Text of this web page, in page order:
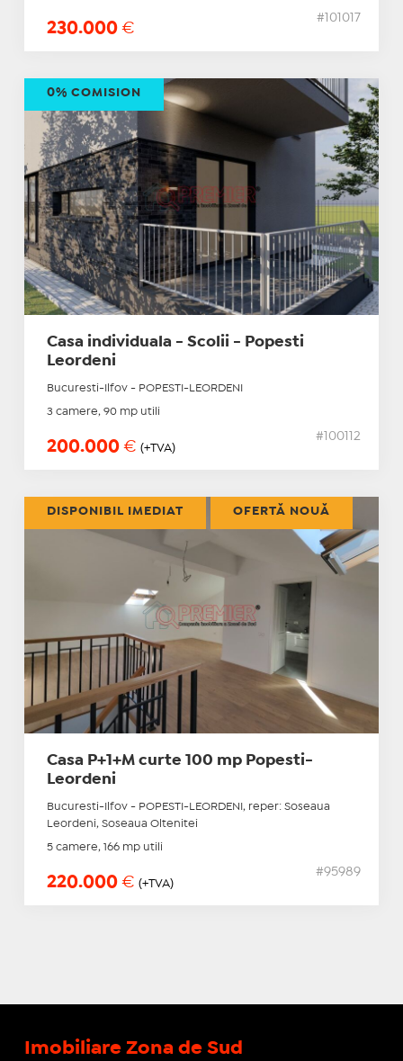
230.000 €
#101017
Casa individuala - Scolii - Popesti
Leordeni
Bucuresti-Ilfov - POPESTI-LEORDENI
3 camere, 90 mp utili
200.000 € (+TVA)
#100112
0% COMISION
Casa P+1+M curte 100 mp Popesti-
Leordeni
Bucuresti-Ilfov - POPESTI-LEORDENI, reper: Soseaua
Leordeni, Soseaua Oltenitei
5 camere, 166 mp utili
220.000 € (+TVA)
#95989
DISPONIBIL IMEDIAT OFERTĂ NOUĂ
Imobiliare Zona de Sud